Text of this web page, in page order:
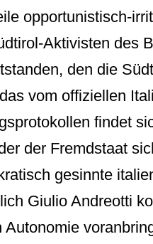
opportunistisch-
Aktivisten des
den die
vom offiziellen
findet
der Fremdstaat
gesinnte
Giulio Andreotti